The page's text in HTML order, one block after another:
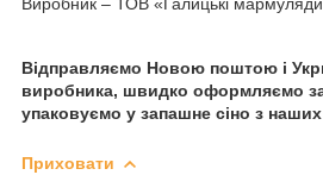
Відправляємо Новою поштою і
виробника, швидко оформляємо
упаковуємо у запашне сіно з наших
Приховати